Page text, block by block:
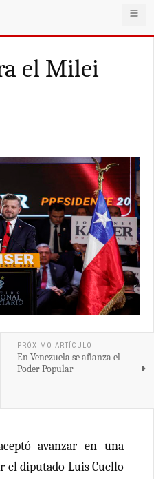
el Milei
PRÓXIMO ARTÍCULO
En Venezuela se afianza el
Poder Popular
avanzar en una
el diputado Luis Cuello